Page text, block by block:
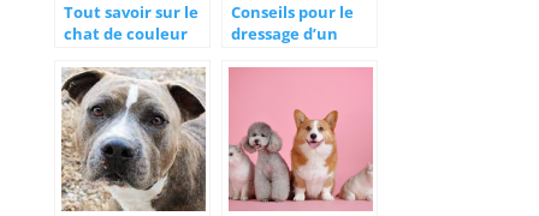
Tout savoir sur le
chat de couleur
Conseils pour le
dressage d’un